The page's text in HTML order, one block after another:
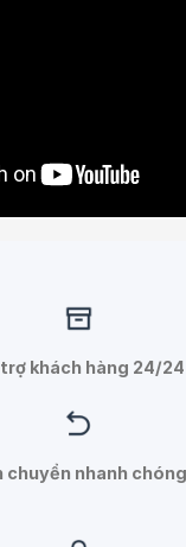
trợ khách hàng 24/24
chuyển nhanh chóng